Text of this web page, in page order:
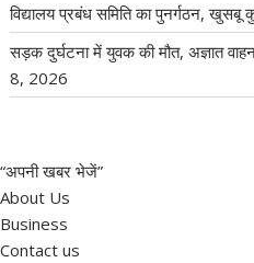
विद्यालय प्रबंध समिति का पुनर्गठन, खुसबू
सड़क दुर्घटना में युवक की मौत, अज्ञात
8, 2026
“अपनी खबर भेजें”
About Us
Business
Contact us